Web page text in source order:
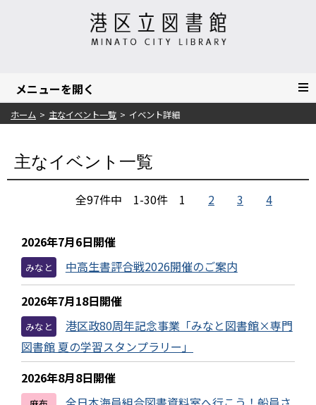
ホーム 主なイベント一覧 イベント詳細
主なイベント一覧
全97件中 1-30件 1 2 3 4
2026年7月6日開催
みなと 中高生書評合戦2026開催のご案内
2026年7月18日開催
みなと
港区政80周年記念事業「みなと図書館×専門
図書館 夏の学習スタンプラリー」
2026年8月8日開催